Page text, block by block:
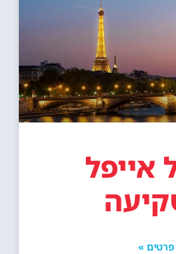
אייפל
פרטים »